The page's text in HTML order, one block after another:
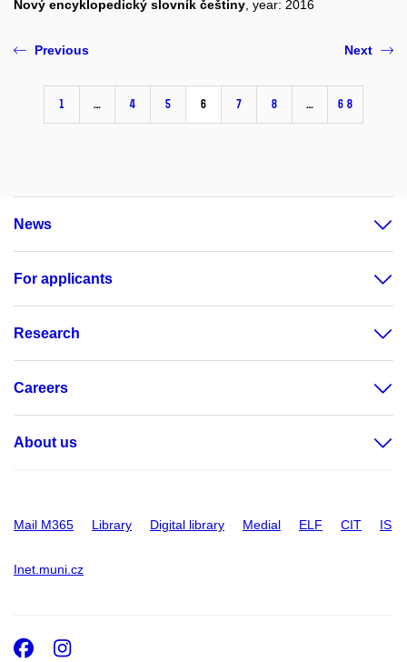
Nový encyklopedický slovník češtiny , year: 2016
Previous
1 … 4 5 6 7 8 … 68
Next
News
For applicants
Research
Careers
About us
Mail M365 Library Digital library Medial ELF CIT IS
Inet.muni.cz
Facebook
Instagram